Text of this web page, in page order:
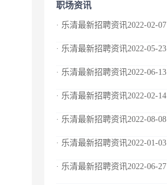
职场资讯
· 乐清最新招聘资讯2022-02-07
· 乐清最新招聘资讯2022-05-23
· 乐清最新招聘资讯2022-06-13
· 乐清最新招聘资讯2022-02-14
· 乐清最新招聘资讯2022-08-08
· 乐清最新招聘资讯2022-01-03
· 乐清最新招聘资讯2022-06-27